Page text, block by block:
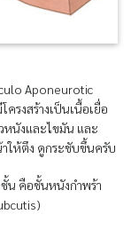
Aponeurotic
รงสร้างเป็นเนื้อเยื่อ
นังและไขมัน และ
ให้ตึง ดูกระชับขึ้นครับ
น คือชั้นหนังกำพร้า